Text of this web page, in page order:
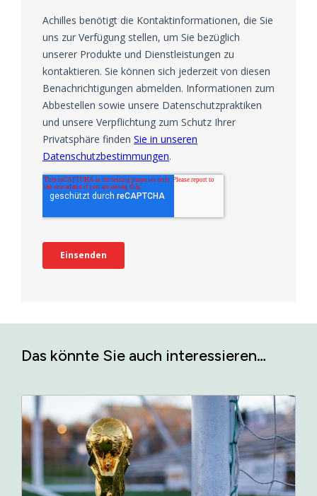
Das könnte Sie auch interessieren…